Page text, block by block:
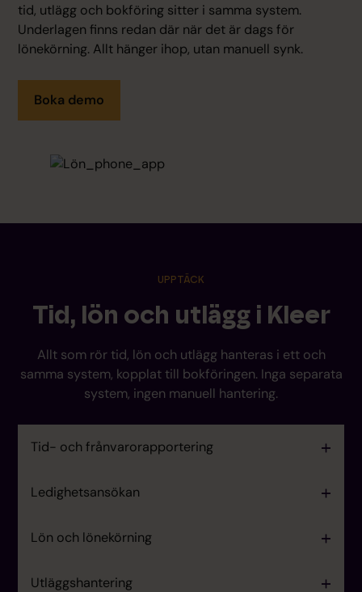
tid, utlägg och bokföring sitter i samma system.
Underlagen finns redan där när det är dags för
lönekörning. Allt hänger ihop, utan manuell synk.
Boka demo
UPPTÄCK
Tid, lön och utlägg i Kleer
Allt som rör tid, lön och utlägg hanteras i ett och
samma system, kopplat till bokföringen. Inga separata
system, ingen manuell hantering.
Tid- och frånvarorapportering
Ledighetsansökan
Lön och lönekörning
Utläggshantering